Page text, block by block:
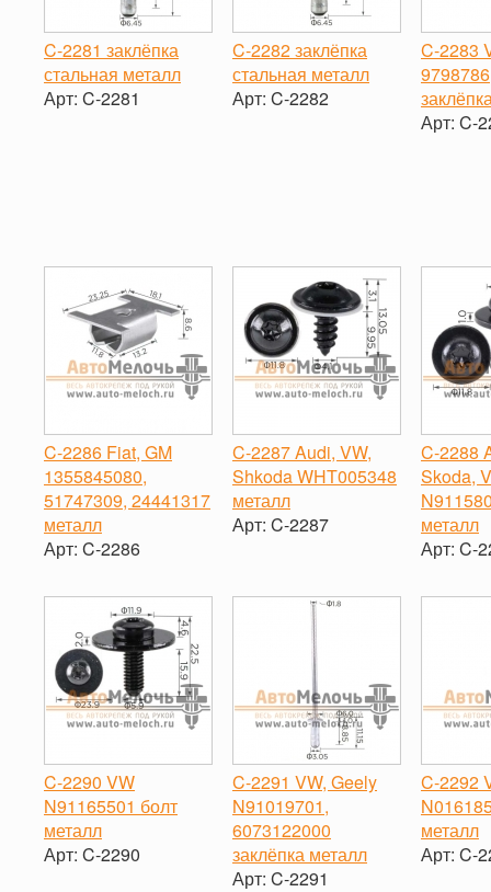
C-2281 заклёпка
стальная металл
Арт: C-2281
C-2282 заклёпка
стальная металл
Арт: C-2282
C-2283
Арт: C-
C-2286 Fiat, GM
1355845080,
51747309, 24441317
металл
Арт: C-2286
-
+
C-2287 Audi, VW,
Shkoda WHT005348
металл
Арт: C-2287
C-2288
Skoda,
металл
Арт: C-
-
C-2290 VW
N91165501 болт
металл
Арт: C-2290
C-2291 VW, Geely
N91019701,
6073122000
заклёпка металл
Арт: C-2291
C-2292
металл
Арт: C-